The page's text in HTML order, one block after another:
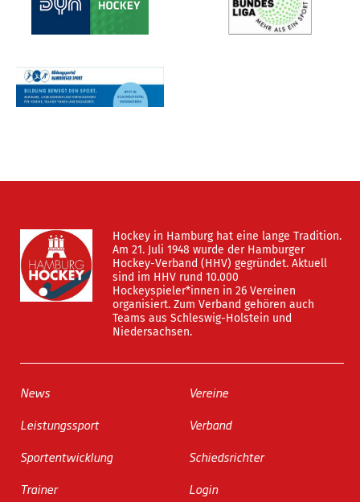
Hockey in Hamburg hat eine lange Tradition.
Am 21. Juli 1948 wurde der Hamburger
Hockey-Verband (HHV) gegründet. Aktuell
sind im HHV rund 10.000
Hockeyspieler*innen in 26 Vereinen
organisiert. Zum Verband gehören auch
Teams aus Schleswig-Holstein und
Niedersachsen.
News
Leistungssport
Sportentwicklung
Trainer
Vereine
Verband
Schiedsrichter
Login